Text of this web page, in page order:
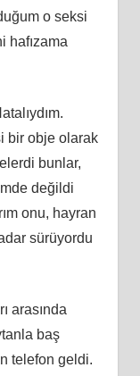
o seksi
hafızama
bir obje olarak
bunlar,
değildi
onu, hayran
sürüyordu
arasında
baş
telefon geldi.